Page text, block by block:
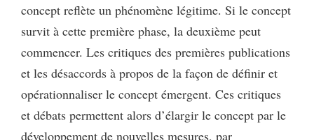
concept reflète un phénomène légitime. Si le concept
survit à cette première phase, la deuxième peut
commencer. Les critiques des premières publications
et les désaccords à propos de la façon de définir et
opérationnaliser le concept émergent. Ces critiques
et débats permettent alors d’élargir le concept par le
développement de nouvelles mesures, par